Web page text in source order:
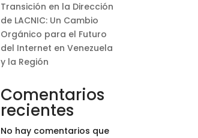
Transición en la Dirección
de LACNIC: Un Cambio
Orgánico para el Futuro
del Internet en Venezuela
y la Región
Comentarios
recientes
No hay comentarios que